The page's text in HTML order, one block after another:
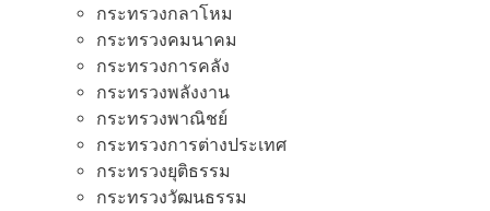
กระทรวงกลาโหม
กระทรวงคมนาคม
กระทรวงการคลัง
กระทรวงพลังงาน
กระทรวงพาณิชย์
กระทรวงการต่างประเทศ
กระทรวงยุติธรรม
กระทรวงวัฒนธรรม